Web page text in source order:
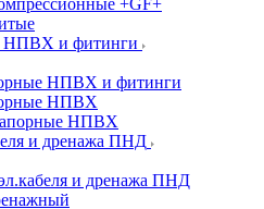
НПВХ и фитинги
НПВХ и фитинги
НПВХ
НПВХ
и дренажа ПНД
и дренажа ПНД